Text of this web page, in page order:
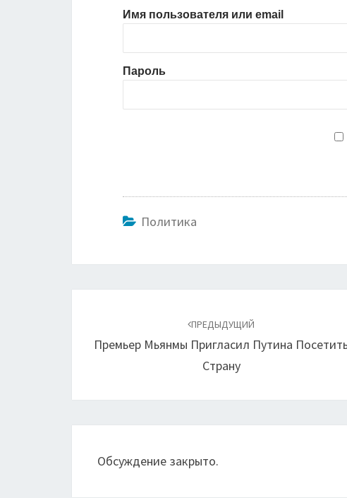
Имя пользователя или email
Пароль
Политика
записям
ПРЕДЫДУЩИЙ
Премьер Мьянмы Пригласил Путина
Страну
Обсуждение закрыто.